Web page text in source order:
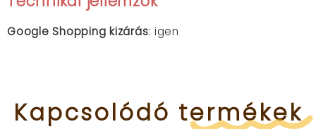
Google Shopping kizárás: igen
Kapcsolódó termékek